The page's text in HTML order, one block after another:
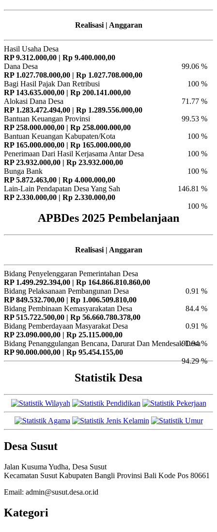
Realisasi | Anggaran
Hasil Usaha Desa
RP 9.312.000,00 | Rp 9.400.000,00
99.06 %
Dana Desa
RP 1.027.708.000,00 | Rp 1.027.708.000,00
100 %
Bagi Hasil Pajak Dan Retribusi
RP 143.635.000,00 | Rp 200.141.000,00
71.77 %
Alokasi Dana Desa
RP 1.283.472.494,00 | Rp 1.289.556.000,00
99.53 %
Bantuan Keuangan Provinsi
RP 258.000.000,00 | Rp 258.000.000,00
100 %
Bantuan Keuangan Kabupaten/Kota
RP 165.000.000,00 | Rp 165.000.000,00
100 %
Penerimaan Dari Hasil Kerjasama Antar Desa
RP 23.932.000,00 | Rp 23.932.000,00
100 %
Bunga Bank
RP 5.872.463,00 | Rp 4.000.000,00
146.81 %
Lain-Lain Pendapatan Desa Yang Sah
RP 2.330.000,00 | Rp 2.330.000,00
100 %
APBDes 2025 Pembelanjaan
Realisasi | Anggaran
Bidang Penyelenggaran Pemerintahan Desa
RP 1.499.292.394,00 | Rp 164.866.810.860,00
0.91 %
Bidang Pelaksanaan Pembangunan Desa
RP 849.532.700,00 | Rp 1.006.509.810,00
84.4 %
Bidang Pembinaan Kemasyarakatan Desa
RP 515.722.500,00 | Rp 56.660.780.378,00
0.91 %
Bidang Pemberdayaan Masyarakat Desa
RP 23.090.000,00 | Rp 25.115.000,00
91.94 %
Bidang Penanggulangan Bencana, Darurat Dan Mendesak Desa
RP 90.000.000,00 | Rp 95.454.155,00
94.29 %
Statistik Desa
Desa Susut
Jalan Kusuma Yudha, Desa Susut
Kecamatan Susut Kabupaten Bangli Provinsi Bali Kode Pos 80661
Email: admin@susut.desa.or.id
Kategori